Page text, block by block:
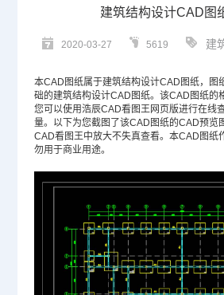
建筑结构设计CAD图
2020-03-27 5619 建
本CAD图纸属于建筑结构设计CAD 图纸，图
础的建筑结构设计CAD图纸。该CAD图纸的
您可以使用浩辰CAD看图王网页版进行在线
量。以下为您截图了该CAD图纸的CAD预览
CAD看图王中放大不失真查看。本CAD图纸
勿用于商业用途。